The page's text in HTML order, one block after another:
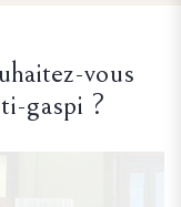
vous
gaspi ?